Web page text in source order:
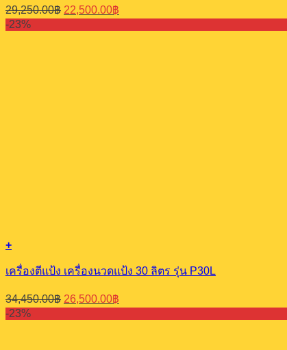
29,250.00฿ Original
price
was:
22,500.00฿
price
is:
-23%
+
เครื่องตีแป้ง เครื่องนวดแป้ง 30 ลิตร รุ่น P30L
34,450.00฿ Original
price
was:
26,500.00฿
price
is:
-23%